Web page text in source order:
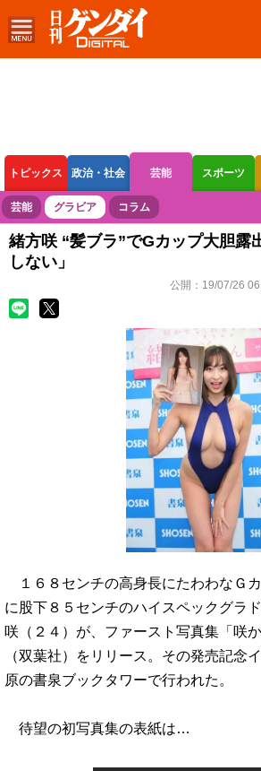
トピックス 政治・社会 芸能 スポーツ
ボートレース 競輪 オートレース
芸能 グラビア コラム
緒方咲 “髪ブラ”でGカップ大胆露
しない」
公開： 19/07/26
１６８センチの高身長にたわわなＧ
に股下８５センチのハイスペックグラ
咲（２４）が、ファースト写真集「咲
（双葉社）をリリース。その発売記念
原の書泉ブックタワーで行われた。
待望の初写真集の表紙は…